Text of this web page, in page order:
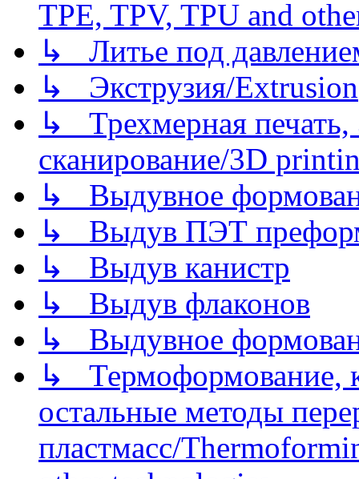
TPE, TPV, TPU and
↳ Литье под
↳ Экструзия/Extrusion
↳ Трехмерная
сканирование/3D
↳ Выдувное
↳ Выдув ПЭТ
↳ Выдув канистр
↳ Выдув флаконов
↳ Выдувное
↳ Термоформование,
остальные методы
пластмасс/